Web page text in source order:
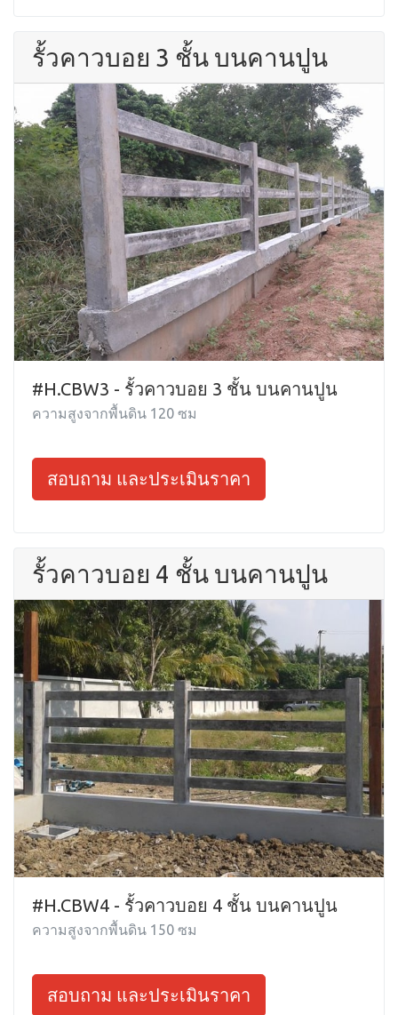
รั้วคาวบอย 3 ชั้น บนคานปูน
#H.CBW3 - รั้วคาวบอย 3 ชั้น บนคานปูน
ความสูงจากพื้นดิน 120 ซม
สอบถาม และประเมินราคา
รั้วคาวบอย 4 ชั้น บนคานปูน
#H.CBW4 - รั้วคาวบอย 4 ชั้น บนคานปูน
ความสูงจากพื้นดิน 150 ซม
สอบถาม และประเมินราคา